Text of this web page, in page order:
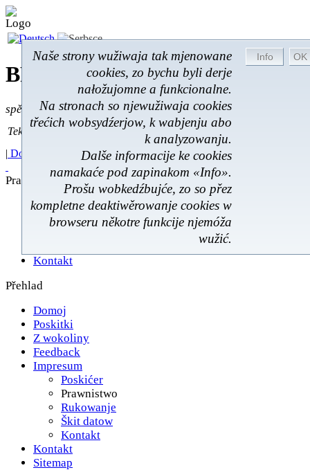
BROM-Service *Online
spěšnje * spušćomnje * małonałožnje
Naše strony wužiwaja tak mjenowane
cookies, zo bychu byli derje
nałožujomne a funkcionalne.
Na stronach so njewužiwaja cookies
třećich wobsydźerjow, k wabjenju abo
k analyzowanju.
Dalše informacije ke cookies
namakaće pod zapinakom «Info».
Prošu wobkedźbujće, zo so přez
kompletne deaktiwěrowanje cookies w
browseru někotre funkcije njemóža
wužić.
Tekst pytać:
Tekst pytać
| Domoj Poskitki|Z wokoliny|Feedback|
Prawnistwo
Poskićer
Prawnistwo
Kontakt
Přehlad
Domoj
Poskitki
Z wokoliny
Feedback
Impresum
Poskićer
Prawnistwo
Rukowanje
Škit datow
Kontakt
Kontakt
Sitemap